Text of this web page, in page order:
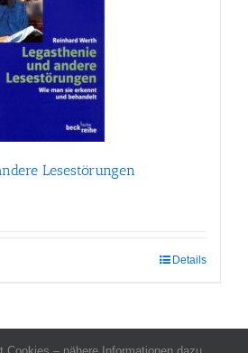
Lesestörungen
Details